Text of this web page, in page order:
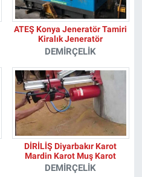
ATEŞ Konya Jeneratör Tamiri
Kiralık Jeneratör
DEMIRÇELIK
DİRİLİŞ Diyarbakır Karot
Mardin Karot Muş Karot
DEMIRÇELIK